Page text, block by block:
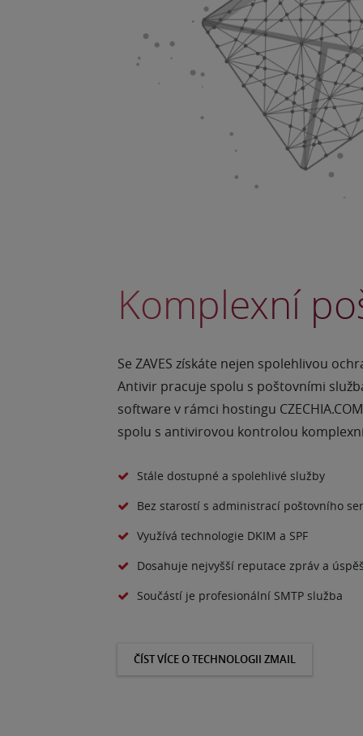
Komplexní
Se ZAVES získáte nejen spolehlivou
Antivir pracuje spolu s poštovními
software v rámci hostingu
spolu s antivirovou kontrolou
Stále dostupné a spolehlivé služby
Bez starostí s administrací poštovního
Využívá technologie DKIM a SPF
Dosahuje nejvyšší reputace zpráv a
Součástí je profesionální SMTP služba
ČÍST VÍCE O TECHNOLOGII ZMAIL